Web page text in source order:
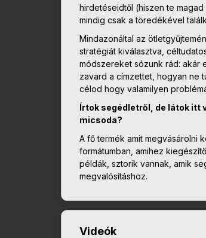
hirdetéseidtől (hiszen te
mindig csak a töredékével
Mindazonáltal az
stratégiát kiválasztva,
módszereket sózunk rád: akár
zavard a címzettet, hogyan ne
célod hogy valamilyen
Írtok segédletről, de látok itt
micsoda?
A fő termék amit megvásárolni
formátumban, amihez
példák, sztorik vannak, amik
megvalósításhoz.
Videók